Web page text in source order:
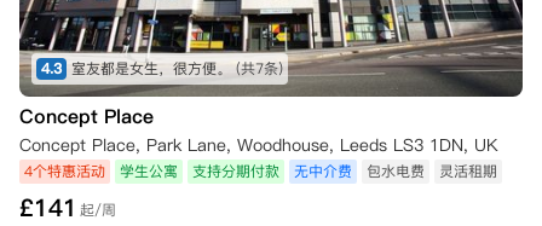
4.3 室友都是女生，很方便。 (共7条)
Concept Place
Concept Place, Park Lane, Woodhouse, Leeds LS3 1DN, UK
4个特惠活动 学生公寓 支持分期付款 无中介费 包水电费 灵活租期
£141 起/周